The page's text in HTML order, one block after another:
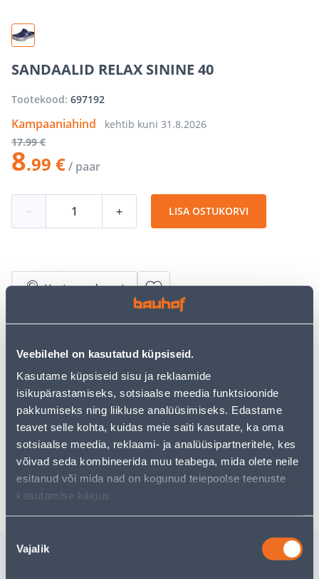
Veebilehel on kasutatud küpsiseid.
Kasutame küpsiseid sisu ja reklaamide
isikupärastamiseks, sotsiaalse meedia funktsioonide
pakkumiseks ning liikluse analüüsimiseks. Edastame
teavet selle kohta, kuidas meie saiti kasutate, ka oma
sotsiaalse meedia, reklaami- ja analüüsipartneritele, kes
võivad seda kombineerida muu teabega, mida olete neile
esitanud või mida nad on kogunud teiepoolse teenuste
kasutamise käigus.
valik
Vajalik
SANDAALID RELAX SININE 40
Tootekood: 697192
Kampaaniahind kehtib kuni 31.8.2026
17.99 €
8.99 €/ paar
− + LISA OSTUKORVI
Vaata saadavust
• EVA sandaalid.
• Suurus 40.
• 14-päevane tagastusõigus.
Eeldatav kojuvedu 3,69 € al. 2-5 tööpäeva
Tarne pakiautomaati al. 2,29 € al. 2-5 tööpäeva
Poest kätte, alates 11.08.2026
Sarnased tooted